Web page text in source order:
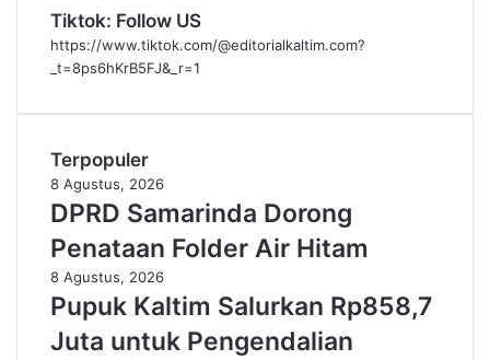
Tiktok: Follow US
https://www.tiktok.com/@editorialkaltim.com?
_t=8ps6hKrB5FJ&_r=1
Terpopuler
8 Agustus, 2026
DPRD Samarinda Dorong
Penataan Folder Air Hitam
8 Agustus, 2026
Pupuk Kaltim Salurkan Rp858,7
Juta untuk Pengendalian